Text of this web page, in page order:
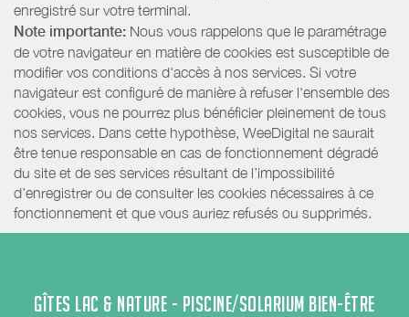
enregistré sur votre terminal.
Note importante: Nous vous rappelons que le paramétrage
de votre navigateur en matière de cookies est susceptible de
modifier vos conditions d'accès à nos services. Si votre
navigateur est configuré de manière à refuser l'ensemble des
cookies, vous ne pourrez plus bénéficier pleinement de tous
nos services. Dans cette hypothèse, WeeDigital ne saurait
être tenue responsable en cas de fonctionnement dégradé
du site et de ses services résultant de l’impossibilité
d’enregistrer ou de consulter les cookies nécessaires à ce
fonctionnement et que vous auriez refusés ou supprimés.
GÎTES LAC & NATURE - PISCINE/SOLARIUM BIEN-ÊTRE